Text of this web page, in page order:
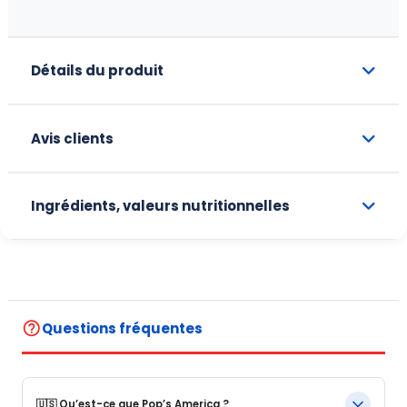
Détails du produit
Avis clients
Ingrédients, valeurs nutritionnelles
help_outlineQuestions fréquentes